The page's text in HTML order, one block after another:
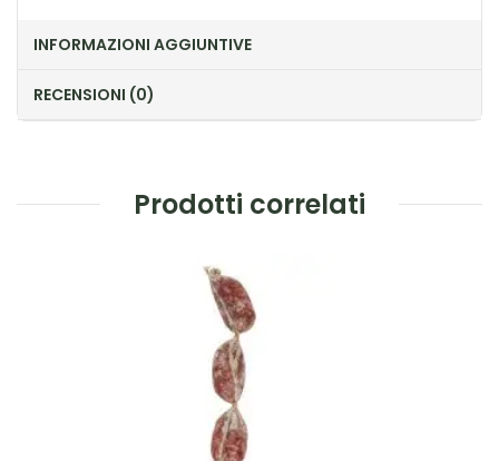
INFORMAZIONI AGGIUNTIVE
RECENSIONI (0)
Prodotti correlati